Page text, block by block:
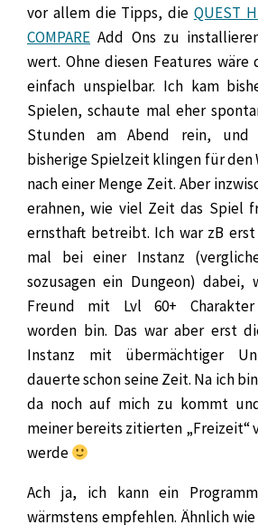
vor allem die Tipps, die QUEST
COMPARE Add Ons zu
wert. Ohne diesen Features
einfach unspielbar. Ich kam
Spielen, schaute mal eher
Stunden am Abend rein,
bisherige Spielzeit klingen für den
nach einer Menge Zeit. Aber
erahnen, wie viel Zeit das Spiel
ernsthaft betreibt. Ich war zB
mal bei einer Instanz
sozusagen ein Dungeon) dabei,
Freund mit Lvl 60+ Charakter
worden bin. Das war aber erst
Instanz mit übermächtiger
dauerte schon seine Zeit. Na ich
da noch auf mich zu kommt
meiner bereits zitierten „Freizeit“
werde
Ach ja, ich kann ein
wärmstens empfehlen. Ähnlich